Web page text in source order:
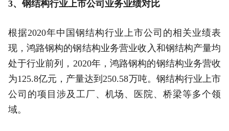
3、钢结构行业上市公司业务业绩对比
根据2020年中国钢结构行业上市公司的相关业绩表
现，鸿路钢构的钢结构业务营业收入和钢结构产量均
处于行业前列，2020年，鸿路钢构的钢结构业务营收
为125.8亿元，产量达到250.58万吨。钢结构行业上市
公司的项目涉及工厂、机场、医院、桥梁等多个领
域。